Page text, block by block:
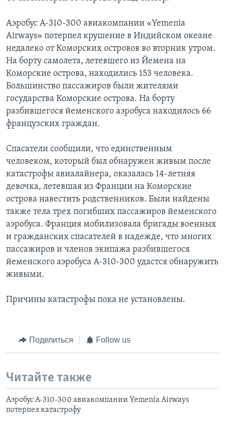
Аэробус А-310-300 авиакомпании «Yemenia
Airways» потерпел крушение в Индийском океане
недалеко от Коморских островов во вторник утром.
На борту самолета, летевшего из Йемена на
Коморские острова, находились 153 человека.
Большинство пассажиров были жителями
государства Коморские острова. На борту
разбившегося йеменского аэробуса находилось 66
французских граждан.
Спасатели сообщили, что единственным
человеком, который был обнаружен живым после
катастрофы авиалайнера, оказалась 14-летняя
девочка, летевшая из Франции на Коморские
острова навестить родственников. Были найдены
также тела трех погибших пассажиров йеменского
аэробуса. Франция мобилизовала бригады военных
и гражданских спасателей в надежде, что многих
пассажиров и членов экипажа разбившегося
йеменского аэробуса А-310-300 удастся обнаружить
живыми.
Причины катастрофы пока не установлены.
Поделиться Follow us
Читайте также
Аэробус А-310-300 авиакомпании Yemenia Airways
потерпел катастрофу